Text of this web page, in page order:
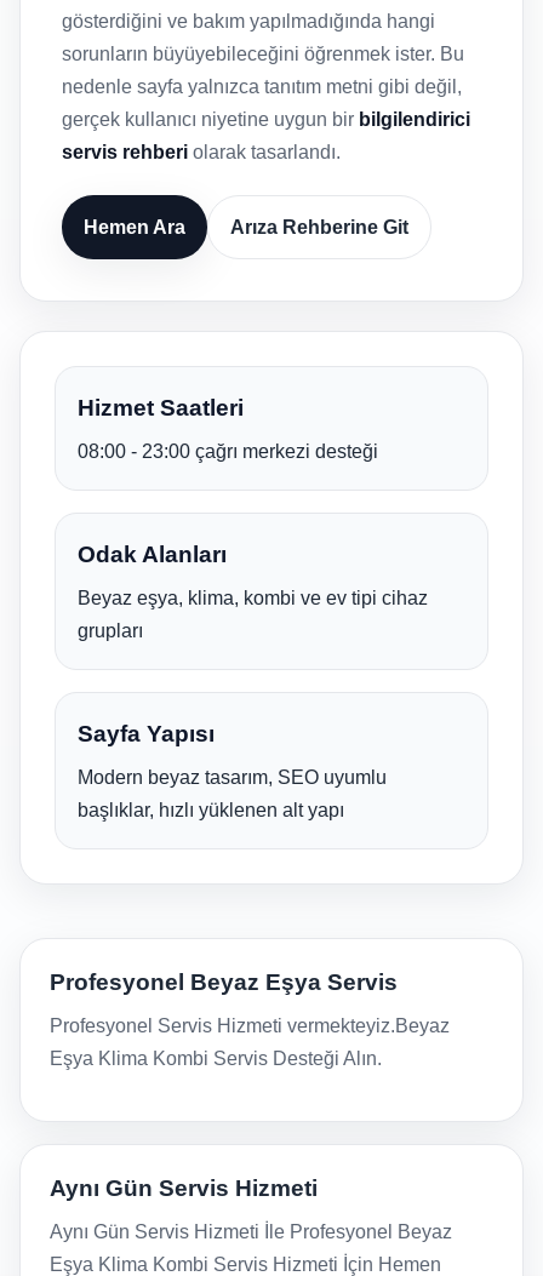
gösterdiğini ve bakım yapılmadığında hangi
sorunların büyüyebileceğini öğrenmek ister. Bu
nedenle sayfa yalnızca tanıtım metni gibi değil,
gerçek kullanıcı niyetine uygun bir bilgilendirici
servis rehberi olarak tasarlandı.
Hemen Ara Arıza Rehberine Git
Hizmet Saatleri
08:00 - 23:00 çağrı merkezi desteği
Odak Alanları
Beyaz eşya, klima, kombi ve ev tipi cihaz
grupları
Sayfa Yapısı
Modern beyaz tasarım, SEO uyumlu
başlıklar, hızlı yüklenen alt yapı
Profesyonel Beyaz Eşya Servis
Profesyonel Servis Hizmeti vermekteyiz.Beyaz
Eşya Klima Kombi Servis Desteği Alın.
Aynı Gün Servis Hizmeti
Aynı Gün Servis Hizmeti İle Profesyonel Beyaz
Eşya Klima Kombi Servis Hizmeti İçin Hemen